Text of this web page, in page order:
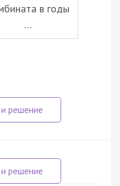
в годы
…